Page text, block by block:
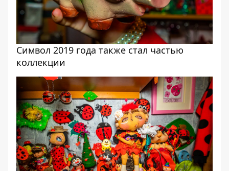
Символ 2019 года также стал частью
коллекции